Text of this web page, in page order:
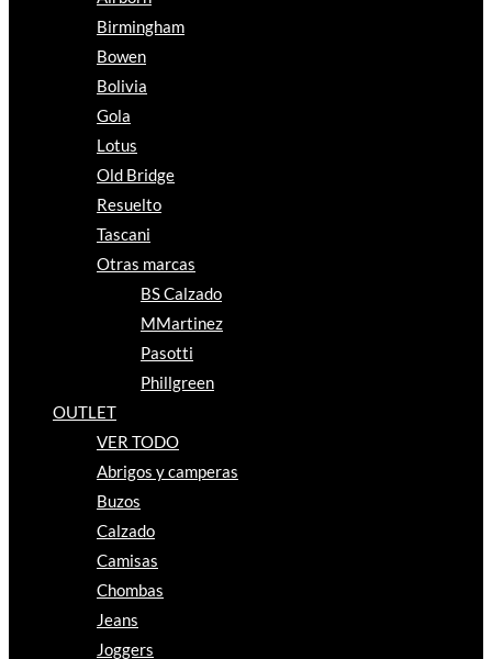
Birmingham
Bowen
Bolivia
Gola
Lotus
Old Bridge
Resuelto
Tascani
Otras marcas
BS Calzado
MMartinez
Pasotti
Phillgreen
OUTLET
VER TODO
Abrigos y camperas
Buzos
Calzado
Camisas
Chombas
Jeans
Joggers